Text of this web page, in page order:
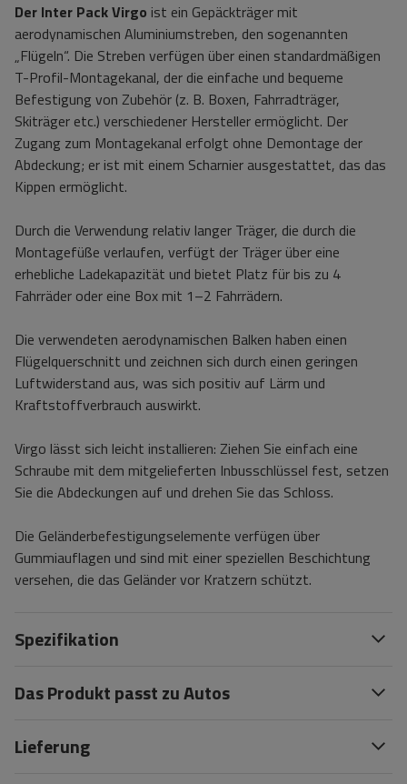
Der Inter Pack Virgo ist ein Gepäckträger mit
aerodynamischen Aluminiumstreben, den sogenannten
„Flügeln“. Die Streben verfügen über einen standardmäßigen
T-Profil-Montagekanal, der die einfache und bequeme
Befestigung von Zubehör (z. B. Boxen, Fahrradträger,
Skiträger etc.) verschiedener Hersteller ermöglicht. Der
Zugang zum Montagekanal erfolgt ohne Demontage der
Abdeckung; er ist mit einem Scharnier ausgestattet, das das
Kippen ermöglicht.
Durch die Verwendung relativ langer Träger, die durch die
Montagefüße verlaufen, verfügt der Träger über eine
erhebliche Ladekapazität und bietet Platz für bis zu 4
Fahrräder oder eine Box mit 1–2 Fahrrädern.
Die verwendeten aerodynamischen Balken haben einen
Flügelquerschnitt und zeichnen sich durch einen geringen
Luftwiderstand aus, was sich positiv auf Lärm und
Kraftstoffverbrauch auswirkt.
Virgo lässt sich leicht installieren: Ziehen Sie einfach eine
Schraube mit dem mitgelieferten Inbusschlüssel fest, setzen
Sie die Abdeckungen auf und drehen Sie das Schloss.
Die Geländerbefestigungselemente verfügen über
Gummiauflagen und sind mit einer speziellen Beschichtung
versehen, die das Geländer vor Kratzern schützt.
Spezifikation
Das Produkt passt zu Autos
Lieferung